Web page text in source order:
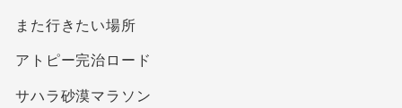
また行きたい場所
アトピー完治ロード
サハラ砂漠マラソン